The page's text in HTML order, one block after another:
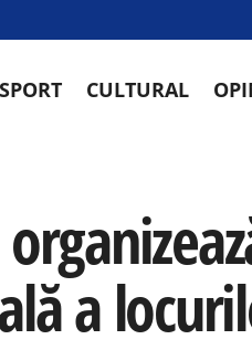
SPORT CULTURAL
a